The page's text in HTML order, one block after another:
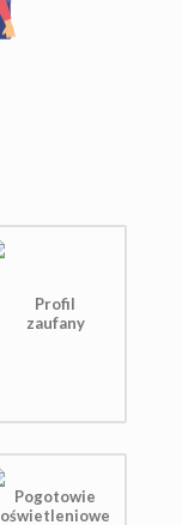
Profil
zaufany
Pogotowie
oświetleniowe